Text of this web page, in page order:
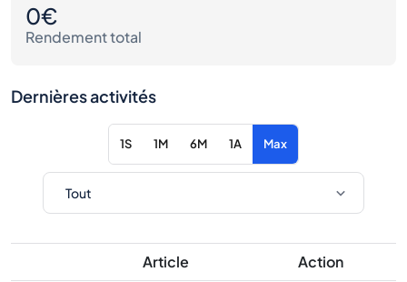
0€
Rendement total
Dernières activités
1S 1M 6M 1A Max
Article Action